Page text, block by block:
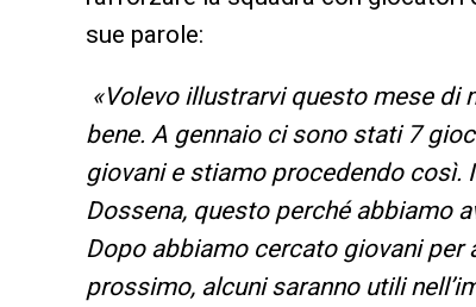
sue parole:
«Volevo illustrarvi questo mese
bene. A gennaio ci sono stati 7
giovani e stiamo procedendo così.
Dossena, questo perché abbiamo
Dopo abbiamo cercato giovani per
prossimo, alcuni saranno utili